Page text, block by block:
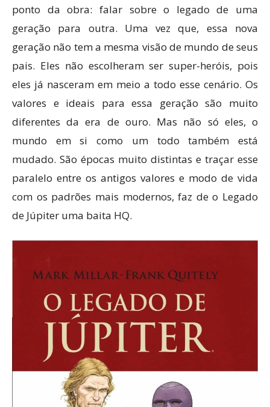
ponto da obra: falar sobre o legado de uma
geração para outra. Uma vez que, essa nova
geração não tem a mesma visão de mundo de seus
pais. Eles não escolheram ser super-heróis, pois
eles já nasceram em meio a todo esse cenário. Os
valores e ideais para essa geração são muito
diferentes da era de ouro. Mas não só eles, o
mundo em si como um todo também está
mudado. São épocas muito distintas e traçar esse
paralelo entre os antigos valores e modo de vida
com os padrões mais modernos, faz de o Legado
de Júpiter uma baita HQ.